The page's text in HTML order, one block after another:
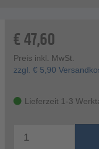
€47,60
Preis inkl. MwSt.
zzgl. € 5,90
Lieferzeit 1-3